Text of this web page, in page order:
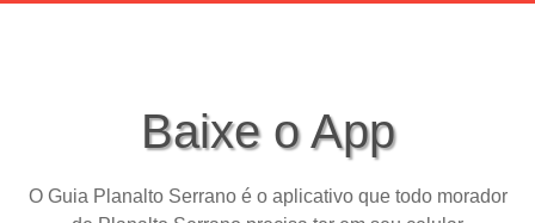
Baixe o App
O Guia Planalto Serrano é o aplicativo que todo morador